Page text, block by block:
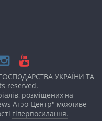
УКРАЇНИ ТА
reserved.
розміщених на
Агро-Центр" можливе
гіперпосилання.